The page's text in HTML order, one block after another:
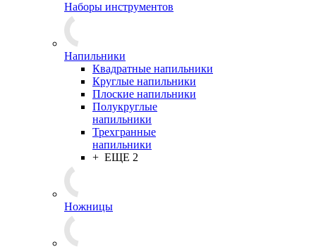
Наборы инструментов
Напильники
Квадратные напильники
Круглые напильники
Плоские напильники
Полукруглые
напильники
Трехгранные
напильники
+ ЕЩЕ 2
Ножницы